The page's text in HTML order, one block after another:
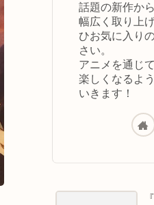
話題の新作か
幅広く取り上
ひお気に入り
さい。
アニメを通じ
楽しくなるよ
いきます！